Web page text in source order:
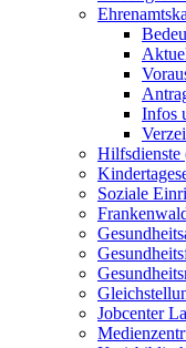
Infos
Hilfsdienste
Soziale
Jobcenter